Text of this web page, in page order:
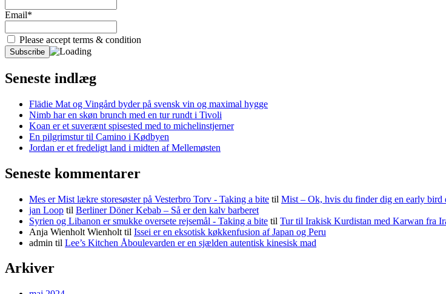
Email*
Please accept terms & condition
Seneste indlæg
Flädie Mat og Vingård byder på svensk vin og maximal hygge
Nimb har en skøn brunch med en tur rundt i Tivoli
Koan er et suverænt spisested med to michelinstjerner
En pilgrimstur til Camino i Kødbyen
Jordan er et fredeligt land i midten af Mellemøsten
Seneste kommentarer
Mes er Mist lækre storesøster på Vesterbro Torv - Taking a bite til Mist – Ok, hvis du finder dig en early bird
jan Loop til Berliner Döner Kebab – Så er den kalv barberet
Syrien og Libanon er smukke oversete rejsemål - Taking a bite til Tur til Irakisk Kurdistan med Karwan fra
Anja Wienholt Wienholt til Issei er en eksotisk køkkenfusion af Japan og Peru
admin til Lee’s Kitchen Åboulevarden er en sjælden autentisk kinesisk mad
Arkiver